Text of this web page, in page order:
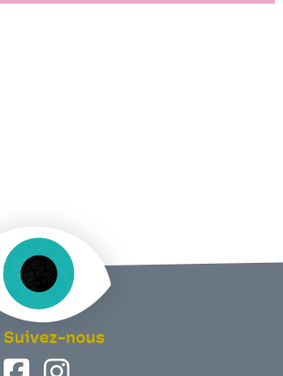
Suivez-nous